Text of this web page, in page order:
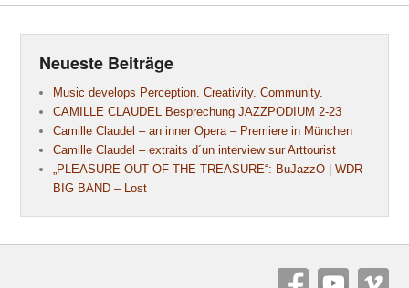
Neueste Beiträge
Music develops Perception. Creativity. Community.
CAMILLE CLAUDEL Besprechung JAZZPODIUM 2-23
Camille Claudel – an inner Opera – Premiere in München
Camille Claudel – extraits d´un interview sur Arttourist
„PLEASURE OUT OF THE TREASURE“: BuJazzO | WDR
BIG BAND – Lost